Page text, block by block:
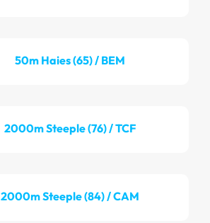
50m Haies (65) / BEM
2000m Steeple (76) / TCF
2000m Steeple (84) / CAM